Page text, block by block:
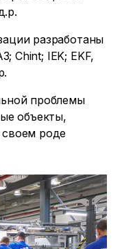
разработаны
Chint; IEK; EKF,
проблемы
объекты,
роде